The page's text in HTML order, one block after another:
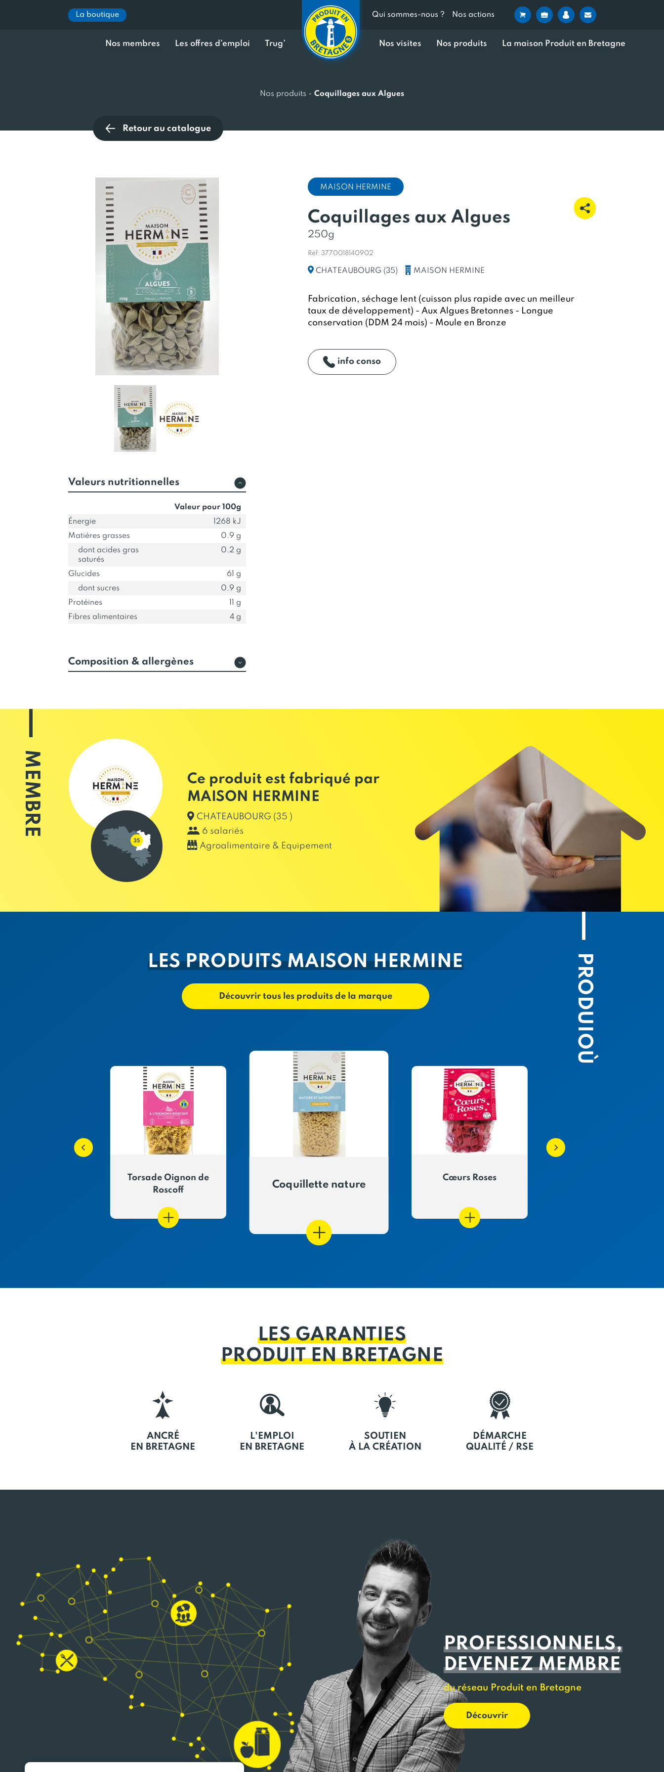
La boutique Qui sommes-nous ? Nos actions
Nos membres Les offres d’emploi Trug’ Nos visites Nos produits La maison Produit en Bretagne
Nos produits - Coquillages aux Algues
Retour au catalogue
Valeurs nutritionnelles
Valeur pour 100g
Énergie
1268 kJ
Matières grasses
0.9 g
dont acides gras
saturés
0.2 g
Glucides
61 g
dont sucres
0.9 g
Protéines
11 g
Fibres alimentaires
4 g
Composition & allergènes
MAISON HERMINE
Coquillages aux Algues
250g
Réf: 3770018140902
CHATEAUBOURG (35) MAISON HERMINE
Fabrication, séchage lent (cuisson plus rapide avec un meilleur
taux de développement) - Aux Algues Bretonnes - Longue
conservation (DDM 24 mois) - Moule en Bronze
info conso
MEMBRE
Ce produit est fabriqué par
MAISON HERMINE
CHATEAUBOURG (35 )
6 salariés
Agroalimentaire & Equipement
PRODUIOÙ
LES PRODUITS MAISON HERMINE
Découvrir tous les produits de la marque
Torsade Oignon de
Roscoff
Coquillette nature
Cœurs Roses
LES GARANTIES
PRODUIT EN BRETAGNE
ANCRÉ
EN BRETAGNE
L'EMPLOI
EN BRETAGNE
SOUTIEN
À LA CRÉATION
DÉMARCHE
QUALITÉ / RSE
PROFESSIONNELS,
DEVENEZ MEMBRE
du réseau Produit en Bretagne
Découvrir